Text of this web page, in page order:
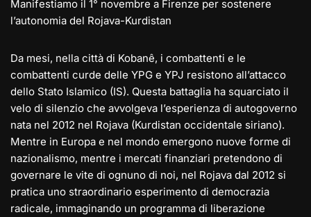
Manifestiamo il 1° novembre a Firenze per sostenere
l’autonomia del Rojava-Kurdistan
Da mesi, nella città di Kobanê, i combattenti e le
combattenti curde delle YPG e YPJ resistono all’attacco
dello Stato Islamico (IS). Questa battaglia ha squarciato il
velo di silenzio che avvolgeva l’esperienza di autogoverno
nata nel 2012 nel Rojava (Kurdistan occidentale siriano).
Mentre in Europa e nel mondo emergono nuove forme di
nazionalismo, mentre i mercati finanziari pretendono di
governare le vite di ognuno di noi, nel Rojava dal 2012 si
pratica uno straordinario esperimento di democrazia
radicale, immaginando un programma di liberazione